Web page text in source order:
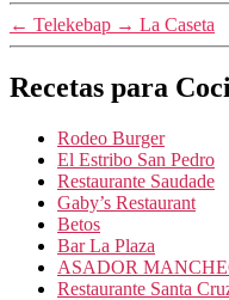
← Telekebap → La Caseta
Recetas para
Rodeo Burger
El Estribo San Pedro
Restaurante Saudade
Gaby’s Restaurant
Betos
Bar La Plaza
ASADOR
Restaurante Santa